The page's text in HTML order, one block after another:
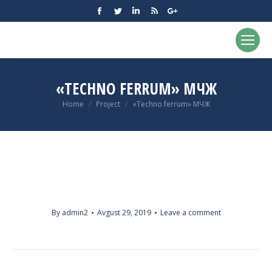
FacebookTwitterLinkedin
Rss Google+
«TECHNO FERRUM» МЧЖ
You are here:
Home Project «Techno ferrum» МЧЖ
By admin2 Avgust 29, 2019 Leave a comment